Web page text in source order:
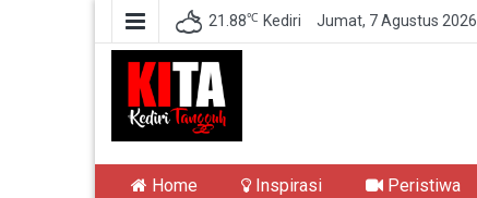
21.88℃ Kediri Jumat, 7 Agustus 2026
Kediri Tangguh
Home Inspirasi Peristiwa